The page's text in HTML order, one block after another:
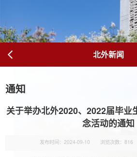
北外新闻
通知
关于举办北外2020、2022届毕业
念活动的通知
发布时间：2024-09-10 浏览次数： 816